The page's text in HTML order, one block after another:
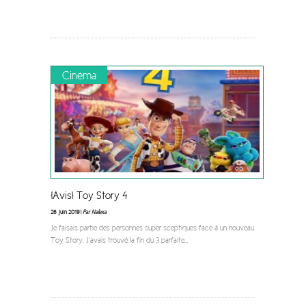
Cinéma
[Avis] Toy Story 4
26 juin 2019 |Par Nalexa
Je faisais partie des personnes super sceptiques face à un nouveau
Toy Story. J’avais trouvé la fin du 3 parfaite...